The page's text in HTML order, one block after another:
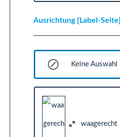
Ausrichtung [Label-Seite]
Keine Auswahl
waagerecht